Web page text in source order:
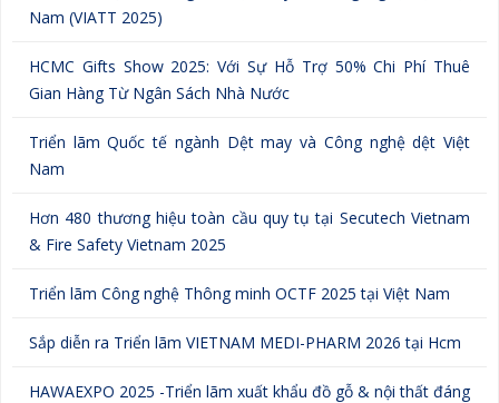
Nam (VIATT 2025)
HCMC Gifts Show 2025: Với Sự Hỗ Trợ 50% Chi Phí Thuê
Gian Hàng Từ Ngân Sách Nhà Nước
Triển lãm Quốc tế ngành Dệt may và Công nghệ dệt Việt
Nam
Hơn 480 thương hiệu toàn cầu quy tụ tại Secutech Vietnam
& Fire Safety Vietnam 2025
Triển lãm Công nghệ Thông minh OCTF 2025 tại Việt Nam
Sắp diễn ra Triển lãm VIETNAM MEDI-PHARM 2026 tại Hcm
HAWAEXPO 2025 -Triển lãm xuất khẩu đồ gỗ & nội thất đáng